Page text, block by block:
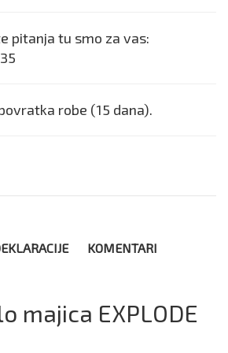
pitanja tu smo za vas:
robe (15 dana).
KOMENTARI
majica EXPLODE